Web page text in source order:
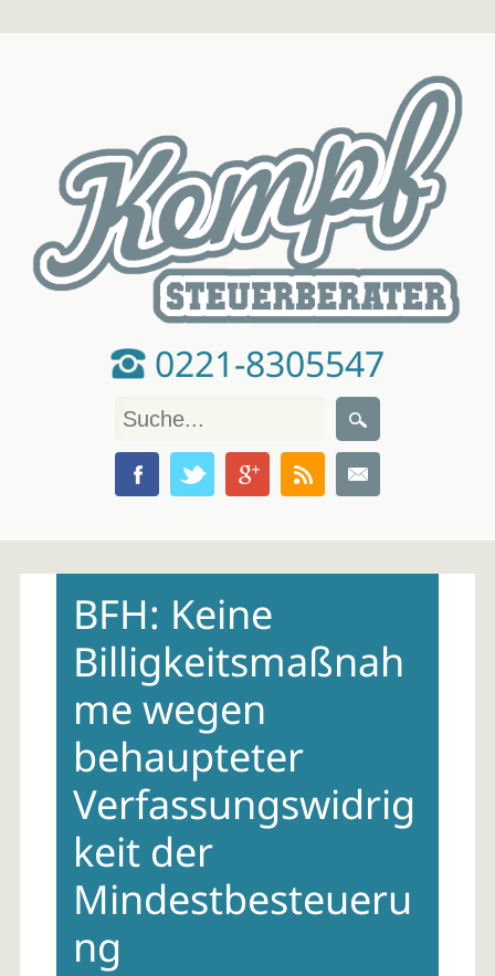
0221-8305547
contentBFH: Keine
Billigkeitsmaßnah
me wegen
behaupteter
Verfassungswidrig
keit der
Mindestbesteueru
ng